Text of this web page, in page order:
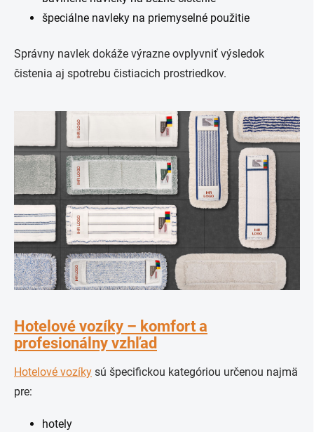
špeciálne navleky na priemyselné použitie
Správny navlek dokáže výrazne ovplyvniť výsledok
čistenia aj spotrebu čistiacich prostriedkov.
Hotelové vozíky – komfort a
profesionálny vzhľad
Hotelové vozíky sú špecifickou kategóriou určenou najmä
pre:
hotely